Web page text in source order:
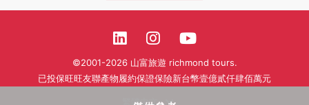
©2001-2026 山富旅遊 richmond tours.
已投保旺旺友聯產物履約保證保險新台幣壹億貳仟肆佰萬元
繁體中文